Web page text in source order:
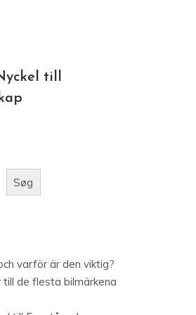
till
Søg
varför är den viktig?
till de flesta bilmärkena